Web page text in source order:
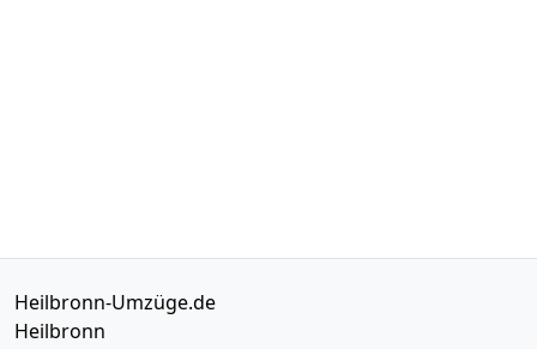
Heilbronn-Umzüge.de
Heilbronn